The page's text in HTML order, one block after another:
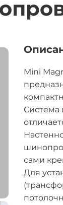
Mini
Система
сами
Для